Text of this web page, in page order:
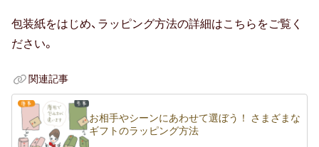
子供（ 赤ちゃん・孫 )
包装紙をはじめ、ラッピング方法の詳細はこちらをご覧く
ださい。
関連記事
お相手やシーンにあわせて選ぼう！ さまざまな
ギフトのラッピング方法